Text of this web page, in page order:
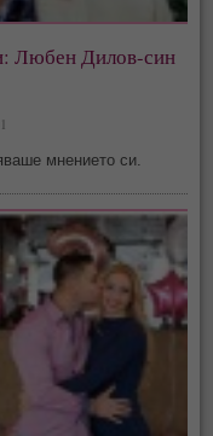
Любен Дилов-син
мнението си.